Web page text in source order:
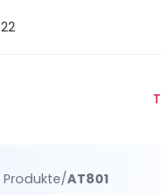
Produkte/AT801